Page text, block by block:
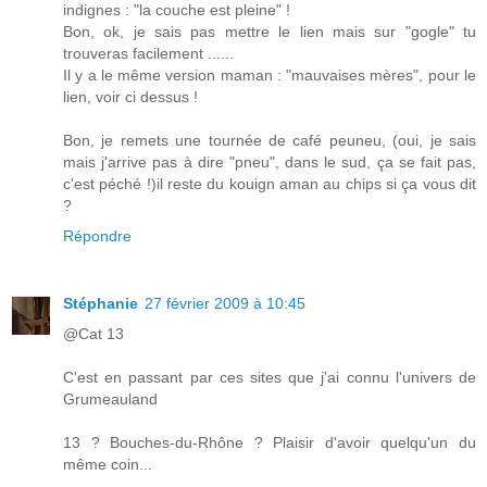
indignes : "la couche est pleine" !
Bon, ok, je sais pas mettre le lien mais sur "gogle" tu
trouveras facilement ......
Il y a le même version maman : "mauvaises mères", pour le
lien, voir ci dessus !
Bon, je remets une tournée de café peuneu, (oui, je sais
mais j'arrive pas à dire "pneu", dans le sud, ça se fait pas,
c'est péché !)il reste du kouign aman au chips si ça vous dit
?
Répondre
Stéphanie 27 février 2009 à 10:45
@Cat 13
C'est en passant par ces sites que j'ai connu l'univers de
Grumeauland
13 ? Bouches-du-Rhône ? Plaisir d'avoir quelqu'un du
même coin...